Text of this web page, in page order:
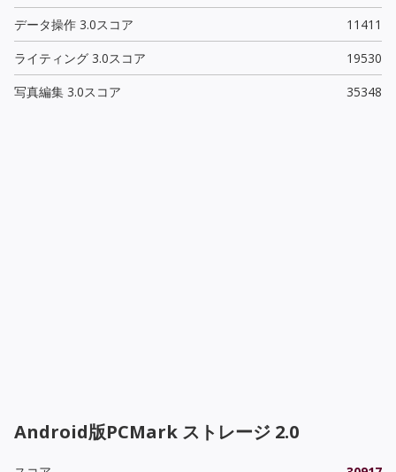
データ操作 3.0スコア
11411
ライティング 3.0スコア
19530
写真編集 3.0スコア
35348
Android版PCMark ストレージ 2.0